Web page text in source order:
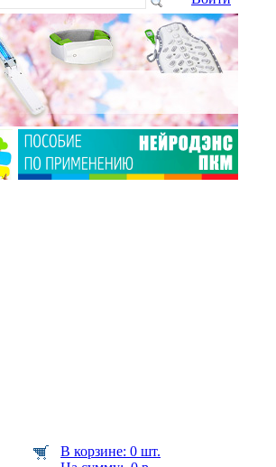
В корзине: 0 шт.